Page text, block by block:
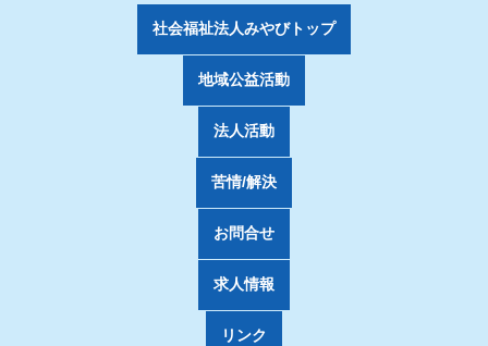
社会福祉法人みやびトップ
地域公益活動
法人活動
苦情/解決
お問合せ
求人情報
リンク